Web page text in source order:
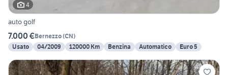
4
auto golf
7.000 €Bernezzo(CN)
Usato
04/2009 120000 Km Benzina Automatico Euro 5